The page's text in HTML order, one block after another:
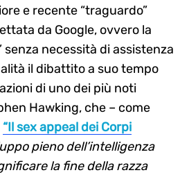
e recente “traguardo”
da Google, ovvero la
senza necessità di assistenza
il dibattito a suo tempo
di uno dei più noti
Hawking, che – come
“Il sex appeal dei Corpi
pieno dell’intelligenza
la fine della razza